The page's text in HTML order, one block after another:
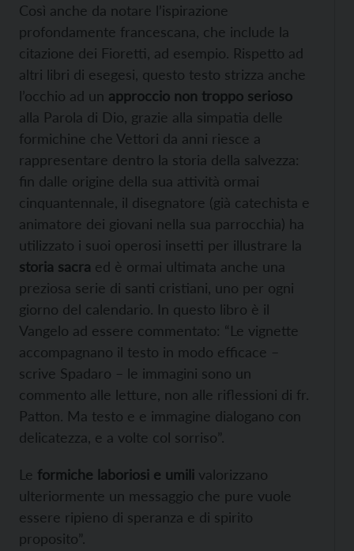
Così anche da notare l’ispirazione
profondamente francescana, che include la
citazione dei Fioretti, ad esempio. Rispetto ad
altri libri di esegesi, questo testo strizza anche
l’occhio ad un approccio non troppo serioso
alla Parola di Dio, grazie alla simpatia delle
formichine che Vettori da anni riesce a
rappresentare dentro la storia della salvezza:
fin dalle origine della sua attività ormai
cinquantennale, il disegnatore (già catechista e
animatore dei giovani nella sua parrocchia) ha
utilizzato i suoi operosi insetti per illustrare la
storia sacra ed è ormai ultimata anche una
preziosa serie di santi cristiani, uno per ogni
giorno del calendario. In questo libro è il
Vangelo ad essere commentato: “Le vignette
accompagnano il testo in modo efficace –
scrive Spadaro – le immagini sono un
commento alle letture, non alle riflessioni di fr.
Patton. Ma testo e e immagine dialogano con
delicatezza, e a volte col sorriso”.
Le formiche laboriosi e umili valorizzano
ulteriormente un messaggio che pure vuole
essere ripieno di speranza e di spirito
proposito”.